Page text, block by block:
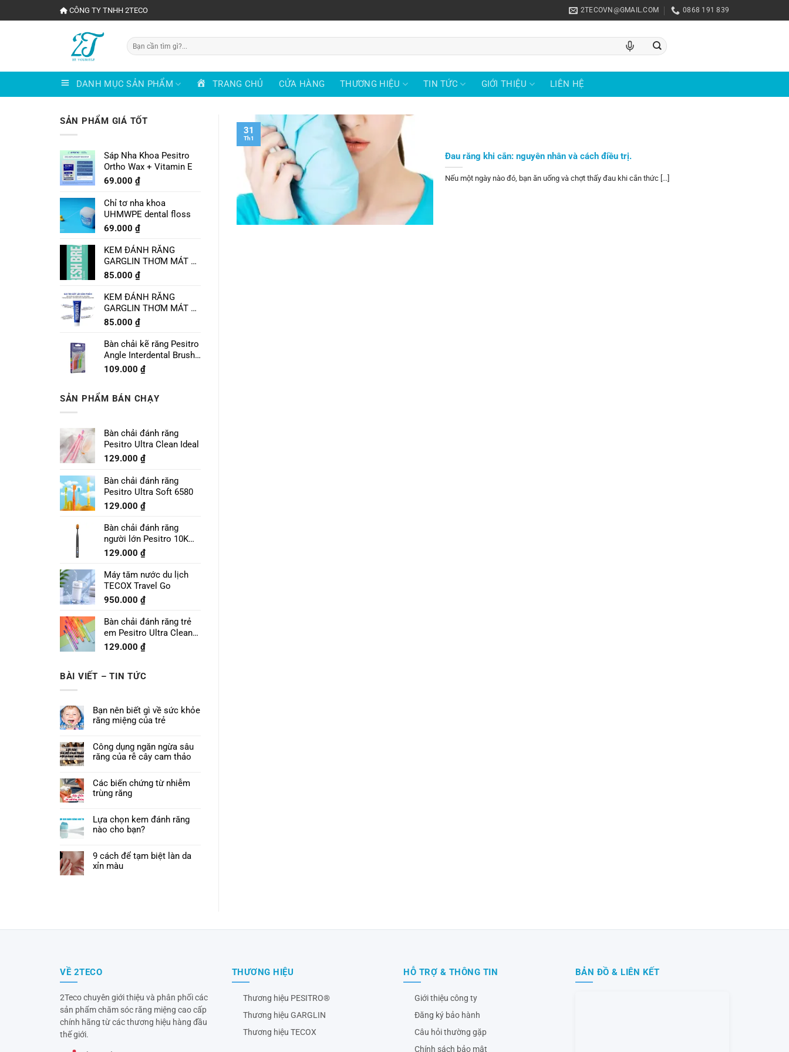
đến
CÔNG TY TNHH 2TECO 2TECOVN@GMAIL.COM 0868 191 839
Tìm
kiếm:
DANH MỤC SẢN PHẨM TRANG CHỦ CỬA HÀNG THƯƠNG HIỆU TIN TỨC GIỚI THIỆU LIÊN HỆ
SẢN PHẨM GIÁ TỐT
Sáp Nha Khoa Pesitro
Ortho Wax + Vitamin E
69.000 ₫
Chỉ tơ nha khoa
UHMWPE dental floss
69.000 ₫
KEM ĐÁNH RĂNG
GARGLIN THƠM MÁT VỊ
CHANH LIME MINT
85.000 ₫
KEM ĐÁNH RĂNG
GARGLIN THƠM MÁT VỊ
BẠC HÀ SPEARMINT
85.000 ₫
Bàn chải kẽ răng Pesitro
Angle Interdental Brush
Size 1 - 0.7mm
109.000 ₫
SẢN PHẨM BÁN CHẠY
Bàn chải đánh răng
Pesitro Ultra Clean Ideal
129.000 ₫
Bàn chải đánh răng
Pesitro Ultra Soft 6580
129.000 ₫
Bàn chải đánh răng
người lớn Pesitro 10K
Pro
129.000 ₫
Máy tăm nước du lịch
TECOX Travel Go
950.000 ₫
Bàn chải đánh răng trẻ
em Pesitro Ultra Clean
Prime 7680
129.000 ₫
BÀI VIẾT – TIN TỨC
Bạn nên biết gì về sức khỏe
răng miệng của trẻ
Công dụng ngăn ngừa sâu
răng của rễ cây cam thảo
Các biến chứng từ nhiễm
trùng răng
Lựa chọn kem đánh răng
nào cho bạn?
9 cách để tạm biệt làn da
xỉn màu
Đau răng khi cắn: nguyên nhân và cách điều trị.
Nếu một ngày nào đó, bạn ăn uống và chợt thấy đau khi cắn thức [...]
31
Th1
VỀ 2TECO
2Teco chuyên giới thiệu và phân phối các
sản phẩm chăm sóc răng miệng cao cấp
chính hãng từ các thương hiệu hàng đầu
thế giới.
THƯƠNG HIỆU
Thương hiệu PESITRO®
Thương hiệu GARGLIN
Thương hiệu TECOX
HỖ TRỢ & THÔNG TIN
Giới thiệu công ty
Đăng ký bảo hành
Câu hỏi thường gặp
Chính sách bảo mật
BẢN ĐỒ & LIÊN KẾT